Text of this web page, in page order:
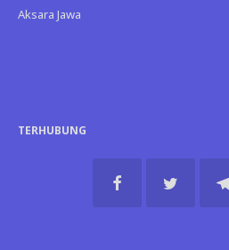
Aksara Jawa
TERHUBUNG